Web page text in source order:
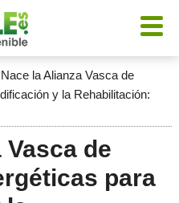
Nace la Alianza Vasca de
y la Rehabilitación:
Vasca de
para